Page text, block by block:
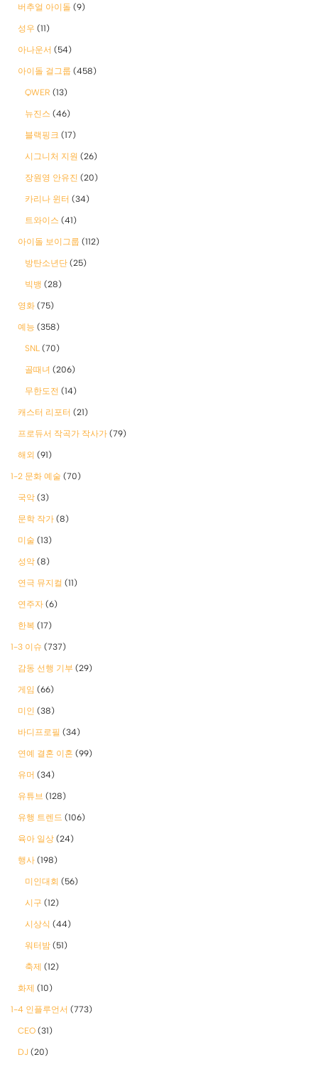
버추얼 아이돌 (9)
성우 (11)
아나운서 (54)
아이돌 걸그룹 (458)
QWER (13)
뉴진스 (46)
블랙핑크 (17)
시그니처 지원 (26)
장원영 안유진 (20)
카리나 윈터 (34)
트와이스 (41)
아이돌 보이그룹 (112)
방탄소년단 (25)
빅뱅 (28)
영화 (75)
예능 (358)
SNL (70)
골때녀 (206)
무한도전 (14)
캐스터 리포터 (21)
프로듀서 작곡가 작사가 (79)
해외 (91)
1-2 문화 예술 (70)
국악 (3)
문학 작가 (8)
미술 (13)
성악 (8)
연극 뮤지컬 (11)
연주자 (6)
한복 (17)
1-3 이슈 (737)
감동 선행 기부 (29)
게임 (66)
미인 (38)
바디프로필 (34)
연예 결혼 이혼 (99)
유머 (34)
유튜브 (128)
유행 트렌드 (106)
육아 일상 (24)
행사 (198)
미인대회 (56)
시구 (12)
시상식 (44)
워터밤 (51)
축제 (12)
화제 (10)
1-4 인플루언서 (773)
CEO (31)
DJ (20)